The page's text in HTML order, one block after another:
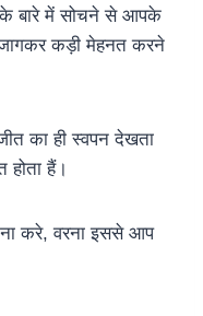
के बारे में सोचने से आपके
जागकर कड़ी मेहनत करने
का ही स्वपन देखता
होता हैं।
करे, वरना इससे आप